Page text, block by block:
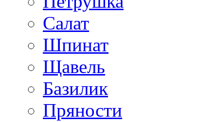
Салат
Шпинат
Щавель
Базилик
Пряности